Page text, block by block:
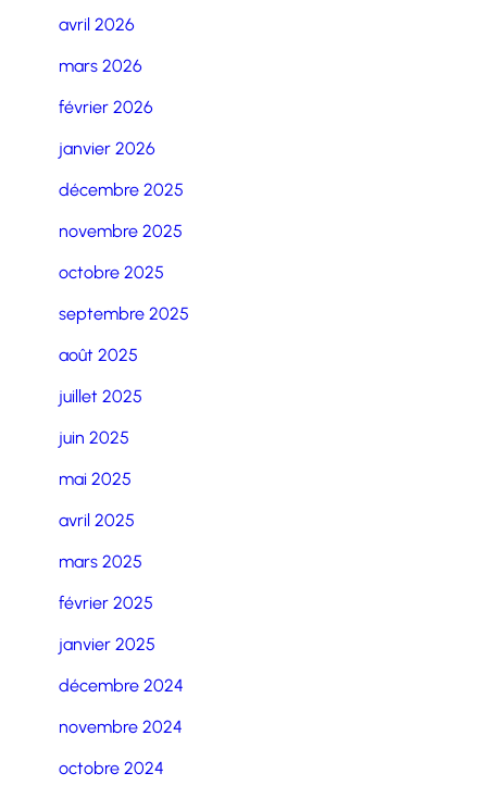
avril 2026
mars 2026
février 2026
janvier 2026
décembre 2025
novembre 2025
octobre 2025
septembre 2025
août 2025
juillet 2025
juin 2025
mai 2025
avril 2025
mars 2025
février 2025
janvier 2025
décembre 2024
novembre 2024
octobre 2024